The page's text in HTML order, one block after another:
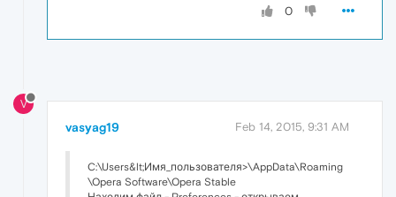
0
V
vasyag19 Feb 14, 2015, 9:31 AM
C:\Users&lt;Имя_пользователя>\AppData\Roaming
\Opera Software\Opera Stable